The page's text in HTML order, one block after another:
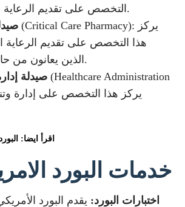
التخصص على تقديم الرعاية الصيدلية للأطفال.
(Critical Care Pharmacy): يركز
هذا التخصص على تقديم الرعاية
الذين يعانون من حالات طبية خطيرة.
صيدلة (Healthcare Administration
اقرأ ايضا:
خدمات البورد
اختبارات البورد: يقدم البورد